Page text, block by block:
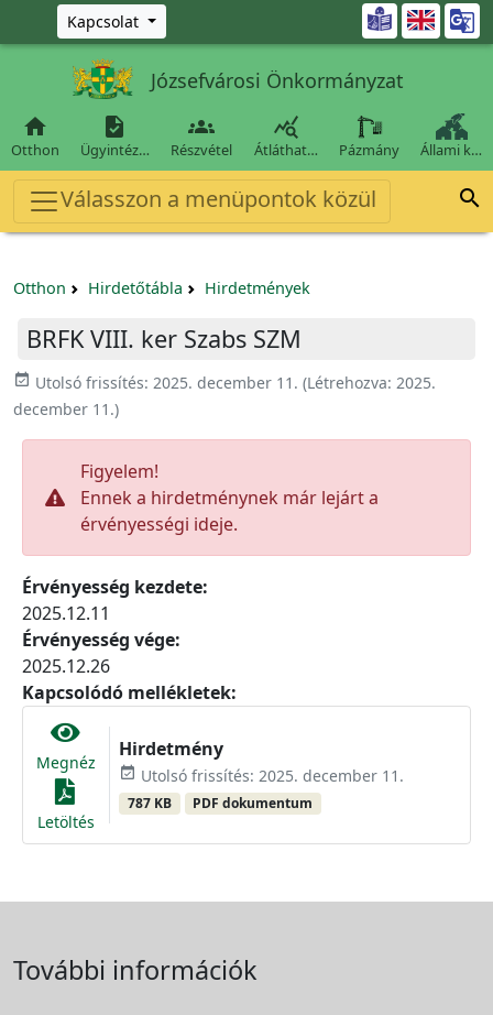
Ugrás a fő tartalomra
Kapcsolat 
Józsefvárosi Önkormányzat

Otthon

Ügyintéz…

Részvétel

Átláthat… Pázmány Állami k…
Válasszon a menüpontok közül 
Otthon Hirdetőtábla Hirdetmények
BRFK VIII. ker Szabs SZM
event_available Utolsó frissítés: 2025. december 11. (Létrehozva: 2025.
december 11.)
Figyelem!
Ennek a hirdetménynek már lejárt a
érvényességi ideje.
Érvényesség kezdete:
2025.12.11
Érvényesség vége:
2025.12.26
Kapcsolódó mellékletek:
Megnéz
Letöltés
Hirdetmény
event_available Utolsó frissítés: 2025. december 11.
787 KB PDF dokumentum
További információk